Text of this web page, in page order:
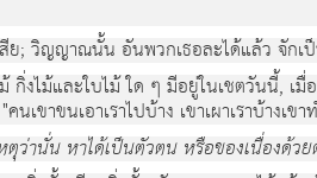
ญาณนั้น อันพวกเธอละไดแลว จักเป
กิ่งไมและใบไม ใด ๆ มีอยูในเชตวันนี้
เขาขนเอาเราไปบาง เขาเผาเราบางเ
วานั่น หาไดเปนตัวตน หรือของเนื่องดวย